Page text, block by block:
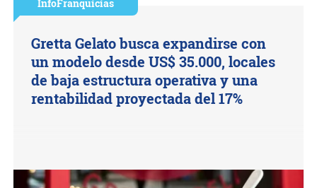
InfoFranquicias
Gretta Gelato busca expandirse con
un modelo desde US$ 35.000, locales
de baja estructura operativa y una
rentabilidad proyectada del 17%